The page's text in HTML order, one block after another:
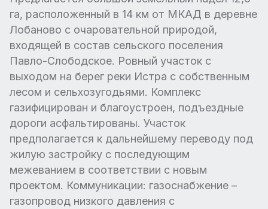
га, расположенный в 14 км от МКАД в деревне
Лобаново с очаровательной природой,
входящей в состав сельского поселения
Павло-Слободское. Ровный участок с
выходом на берег реки Истра с собственным
лесом и сельхозугодьями. Комплекс
газифицирован и благоустроен, подъездные
дороги асфальтированы. Участок
предполагается к дальнейшему переводу под
жилую застройку с последующим
межеванием в соответствии с новым
проектом. Коммуникации: газоснабжение –
газопровод низкого давления с